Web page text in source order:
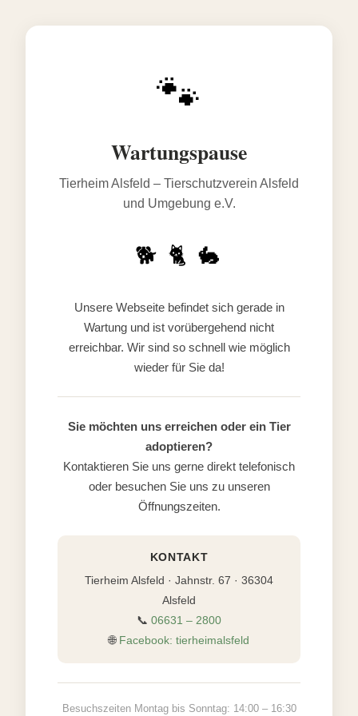
🐾
Wartungspause
Tierheim Alsfeld – Tierschutzverein Alsfeld
und Umgebung e.V.
🐕 🐈 🐇
Unsere Webseite befindet sich gerade in
Wartung und ist vorübergehend nicht
erreichbar. Wir sind so schnell wie möglich
wieder für Sie da!
Sie möchten uns erreichen oder ein Tier
adoptieren?
Kontaktieren Sie uns gerne direkt telefonisch
oder besuchen Sie uns zu unseren
Öffnungszeiten.
KONTAKT
Tierheim Alsfeld · Jahnstr. 67 · 36304
Alsfeld
📞 06631 – 2800
🌐 Facebook: tierheimalsfeld
Besuchszeiten Montag bis Sonntag: 14:00 – 16:30